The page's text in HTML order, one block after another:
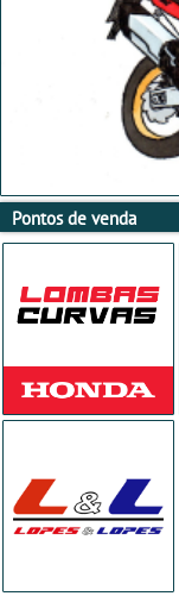
Pontos de venda